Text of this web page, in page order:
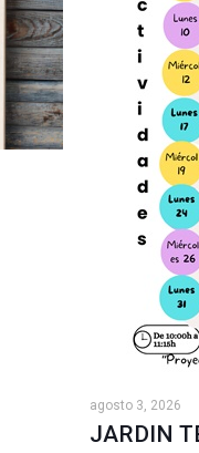
agosto 3, 2026
JARDIN